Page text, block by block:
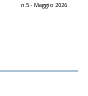
n.5 - Maggio 2026